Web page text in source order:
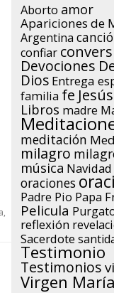
,
Aborto amor
Apariciones de
Argentina
confiar
Devociones
Dios Entrega
familia fe Jesús
Libros madre
meditación
milagro
música Navidad
oraciones
Padre Pio Papa
Pelicula
reflexión
Sacerdote
Testimonio
Testimonios
Virgen María